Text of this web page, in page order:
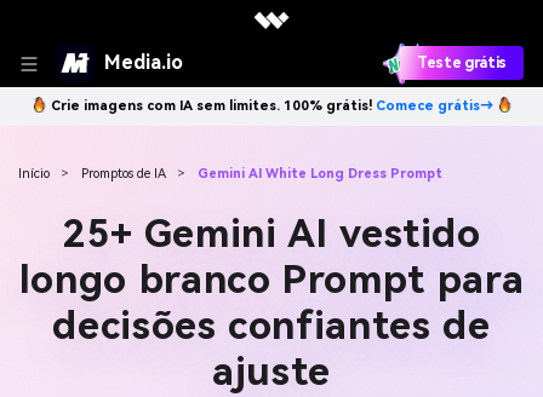
Media.io Teste grátis
Crie imagens com IA sem limites. 100% grátis! Comece grátis→
Início > Promptos de IA > Gemini AI White Long Dress Prompt
25+ Gemini AI vestido
longo branco Prompt para
decisões confiantes de
ajuste